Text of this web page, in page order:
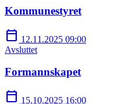
Kommunestyret
calendar_today 12.11.2025 09:00
Avsluttet
Formannskapet
calendar_today 15.10.2025 16:00